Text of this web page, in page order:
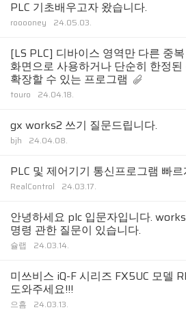
PLC 기초배우고자 왔습니다.
rooooney 24.05.03.
[LS PLC] 디바이스 영역만 다른 중
화면으로 사용하거나 단순히 한정
확장할 수 있는 프로그램
touro 24.04.18.
gx works2 쓰기 질문드립니다.
bjh 24.04.08.
PLC 및 제어기기 통신프로그램 빠
RealControl 24.03.17.
안녕하세요 plc 입문자입니다.
명령 관한 질문이 있습니다.
슐랩 24.03.14.
미쓰비스 iQ-F 시리즈 FX5UC 모델
도와주세요!!!
으흠 24.03.13.